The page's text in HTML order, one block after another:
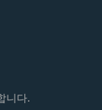
니다.